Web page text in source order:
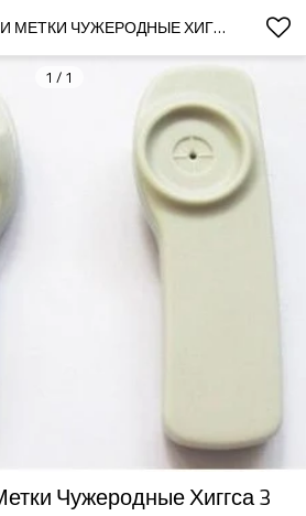
RFID-АКТИВАМИ МЕТКИ ЧУЖЕРОДНЫЕ ХИГГСА 3
1 / 1
Чужеродные Хиггса 3